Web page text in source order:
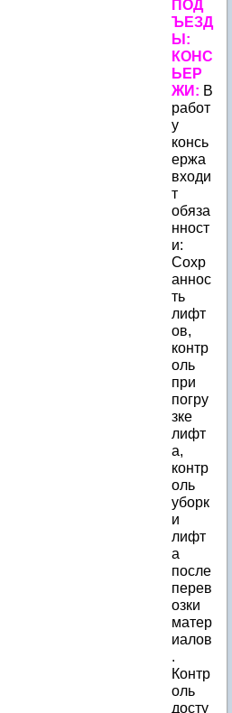
ПОД
ЪЕЗД
Ы:
КОНС
ЬЕР
ЖИ: В
работ
у
консь
ержа
входи
т
обяза
нност
и:
Сохр
аннос
ть
лифт
ов,
контр
оль
при
погру
зке
лифт
а,
контр
оль
уборк
и
лифт
а
после
перев
озки
матер
иалов
.
Контр
оль
досту